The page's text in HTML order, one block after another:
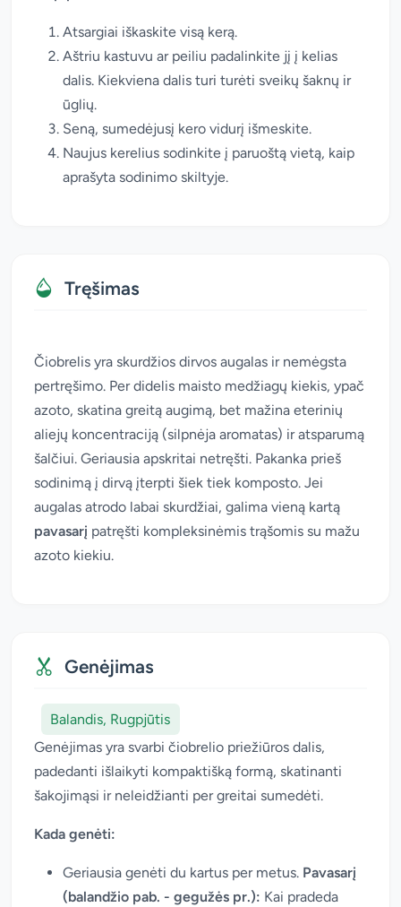
Atsargiai iškaskite visą kerą.
Aštriu kastuvu ar peiliu padalinkite jį į kelias
dalis. Kiekviena dalis turi turėti sveikų šaknų ir
ūglių.
Seną, sumedėjusį kero vidurį išmeskite.
Naujus kerelius sodinkite į paruoštą vietą, kaip
aprašyta sodinimo skiltyje.
Tręšimas
Čiobrelis yra skurdžios dirvos augalas ir nemėgsta
pertręšimo. Per didelis maisto medžiagų kiekis, ypač
azoto, skatina greitą augimą, bet mažina eterinių
aliejų koncentraciją (silpnėja aromatas) ir atsparumą
šalčiui. Geriausia apskritai netręšti. Pakanka prieš
sodinimą į dirvą įterpti šiek tiek komposto. Jei
augalas atrodo labai skurdžiai, galima vieną kartą
pavasarį patręšti kompleksinėmis trąšomis su mažu
azoto kiekiu.
Genėjimas
Balandis, Rugpjūtis
Genėjimas yra svarbi čiobrelio priežiūros dalis,
padedanti išlaikyti kompaktišką formą, skatinanti
šakojimąsi ir neleidžianti per greitai sumedėti.
Kada genėti:
Geriausia genėti du kartus per metus. Pavasarį
(balandžio pab. - gegužės pr.): Kai pradeda